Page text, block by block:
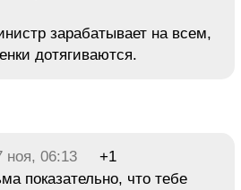
зарабатывает на всем,
дотягиваются.
ноя, 06:13
+1
показательно, что тебе